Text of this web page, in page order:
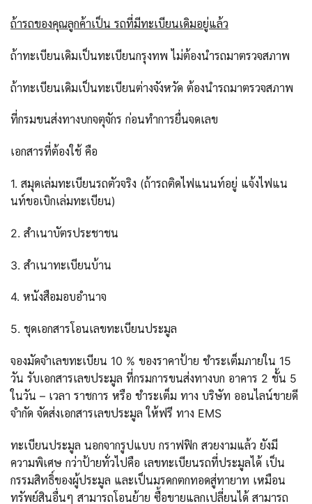
ถ้ารถของคุณลูกค้าเป็น รถที่มีทะเบียนเดิมอยู่แล้ว
ถ้าทะเบียนเดิมเป็นทะเบียนกรุงทพ ไม่ต้องนำรถมาตรวจสภาพ
ถ้าทะเบียนเดิมเป็นทะเบียนต่างจังหวัด ต้องนำรถมาตรวจสภาพ
ที่กรมขนส่งทางบกจตุจักร ก่อนทำการยื่นจดเลข
เอกสารที่ต้องใช้ คือ
1. สมุดเล่มทะเบียนรถตัวจริง (ถ้ารถติดไฟแนนท์อยู่ แจ้งไฟแน
นท์ขอเบิกเล่มทะเบียน)
2. สำเนาบัตรประชาชน
3. สำเนาทะเบียนบ้าน
4. หนังสือมอบอำนาจ
5. ชุดเอกสารโอนเลขทะเบียนประมูล
จองมัดจำเลขทะเบียน 10 % ของราคาป้าย ชำระเต็มภายใน 15
วัน รับเอกสารเลขประมูล ที่กรมการขนส่งทางบก อาคาร 2 ชั้น 5
ในวัน – เวลา ราชการ หรือ ชำระเต็ม ทาง บริษัท ออนไลน์ขายดี
จำกัด จัดส่งเอกสารเลขประมูล ให้ฟรี ทาง EMS
ทะเบียนประมูล นอกจากรูปแบบ กราฟฟิก สวยงามแล้ว ยังมี
ความพิเศษ กว่าป้ายทั่วไปคือ เลขทะเบียนรถที่ประมูลได้ เป็น
กรรมสิทธิ์ของผู้ประมูล และเป็นมรดกตกทอดสู่ทายาท เหมือน
ทรัพย์สินอื่นๆ สามารถโอนย้าย ซื้อขายแลกเปลี่ยนได้ สามารถ